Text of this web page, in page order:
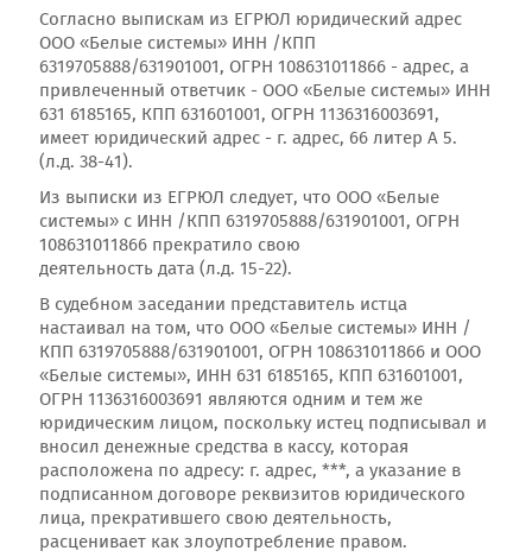
Согласно выпискам из ЕГРЮЛ юридический адрес
ООО «Белые системы» ИНН /КПП
6319705888/631901001, ОГРН 108631011866 - адрес, а
привлеченный ответчик - ООО «Белые системы» ИНН
631 6185165, КПП 631601001, ОГРН 1136316003691,
имеет юридический адрес - г. адрес, 66 литер А 5.
(л.д. 38-41).
Из выписки из ЕГРЮЛ следует, что ООО «Белые
системы» с ИНН /КПП 6319705888/631901001, ОГРН
108631011866 прекратило свою
деятельность дата (л.д. 15-22).
В судебном заседании представитель истца
настаивал на том, что ООО «Белые системы» ИНН /
КПП 6319705888/631901001, ОГРН 108631011866 и ООО
«Белые системы», ИНН 631 6185165, КПП 631601001,
ОГРН 1136316003691 являются одним и тем же
юридическим лицом, поскольку истец подписывал и
вносил денежные средства в кассу, которая
расположена по адресу: г. адрес, ***, а указание в
подписанном договоре реквизитов юридического
лица, прекратившего свою деятельность,
расценивает как злоупотребление правом.